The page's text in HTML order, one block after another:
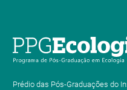
Prédio das Pós-Graduações do